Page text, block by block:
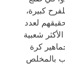
كبيرة،
لعدد
شعبية
كرة
بالمخلص